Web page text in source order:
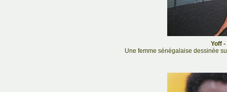
Yoff -
Une femme sénégalaise dessinée